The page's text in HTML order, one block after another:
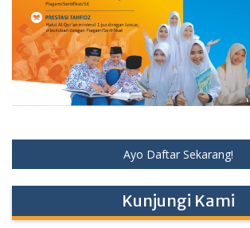
Ayo Daftar Sekarang!
Kunjungi Kami